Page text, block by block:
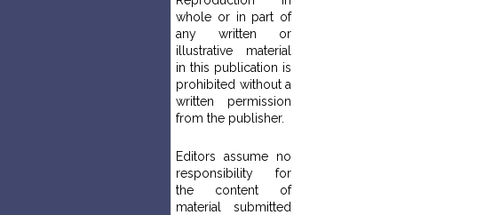
whole or in part of
any written or
illustrative material
in this publication is
prohibited without a
written permission
from the publisher.
Editors assume no
responsibility for
the content of
material submitted